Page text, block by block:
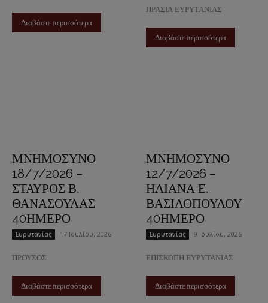
Διαβάστε περισσότερα
ΠΡΑΣΙΑ ΕΥΡΥΤΑΝΙΑΣ
Διαβάστε περισσότερα
ΜΝΗΜΟΣΥΝΟ
18/7/2026 –
ΣΤΑΥΡΟΣ Β.
ΘΑΝΑΣΟΥΛΑΣ
40ΗΜΕΡΟ
Ευρυτανίας 17 Ιουλίου, 2026
ΠΡΟΥΣΟΣ
Διαβάστε περισσότερα
ΜΝΗΜΟΣΥΝΟ
12/7/2026 –
ΗΛΙΑΝΑ Ε.
ΒΑΣΙΛΟΠΟΥΛΟΥ
40ΗΜΕΡΟ
Ευρυτανίας 9 Ιουλίου, 2026
ΕΠΙΣΚΟΠΗ ΕΥΡΥΤΑΝΙΑΣ
Διαβάστε περισσότερα